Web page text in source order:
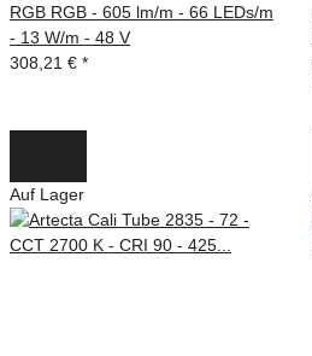
RGB RGB - 605 lm/m - 66 LEDs/m
- 13 W/m - 48 V
308,21 € *
Auf Lager